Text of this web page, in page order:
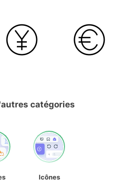
catégories
Icônes